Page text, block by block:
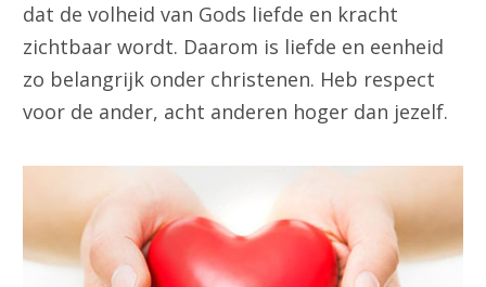
dat de volheid van Gods liefde en kracht
zichtbaar wordt. Daarom is liefde en eenheid
zo belangrijk onder christenen. Heb respect
voor de ander, acht anderen hoger dan jezelf.